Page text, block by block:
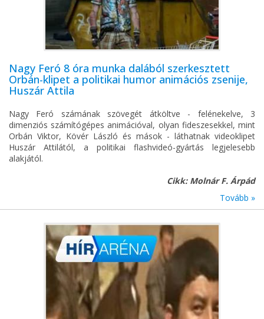
Nagy Feró 8 óra munka dalából szerkesztett
Orbán-klipet a politikai humor animációs zsenije,
Huszár Attila
Nagy Feró számának szövegét átköltve - felénekelve, 3
dimenziós számítógépes animációval, olyan fideszesekkel, mint
Orbán Viktor, Kövér László és mások - láthatnak videoklipet
Huszár Attilától, a politikai flashvideó-gyártás legjelesebb
alakjától.
Cikk: Molnár F. Árpád
Tovább »